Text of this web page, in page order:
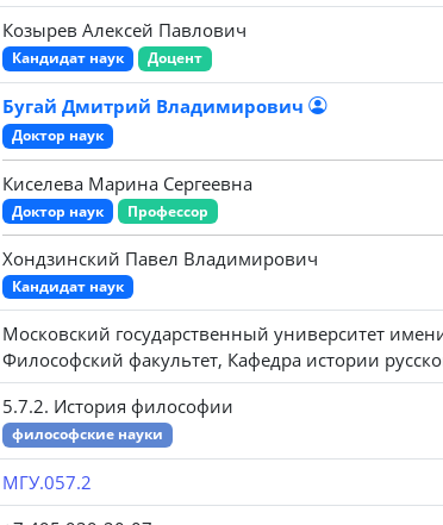
Козырев Алексей Павлович
Кандидат наук Доцент
Бугай Дмитрий Владимирович
Доктор наук
Киселева Марина Сергеевна
Доктор наук Профессор
Хондзинский Павел Владимирович
Кандидат наук
Московский государственный университет
Философский факультет, Кафедра истории
5.7.2. История философии
философские науки
МГУ.057.2